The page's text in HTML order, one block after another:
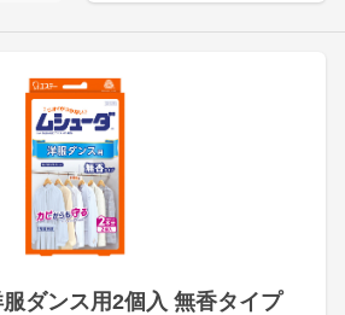
ダンス用2個入 無香タイプ